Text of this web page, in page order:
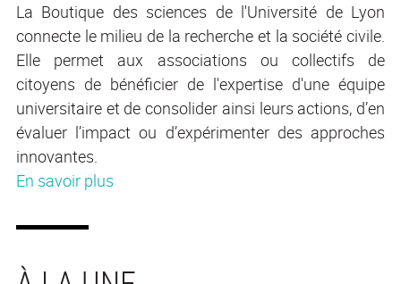
La Boutique des sciences de l'Université de Lyon
connecte le milieu de la recherche et la société civile.
Elle permet aux associations ou collectifs de
citoyens de bénéficier de l'expertise d'une équipe
universitaire et de consolider ainsi leurs actions, d’en
évaluer l’impact ou d’expérimenter des approches
innovantes.
En savoir plus